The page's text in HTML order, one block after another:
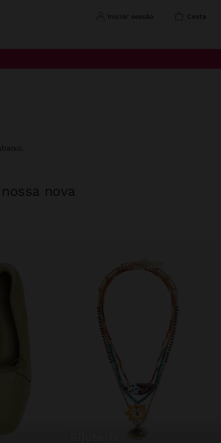
iniciar sessão cesta
nova